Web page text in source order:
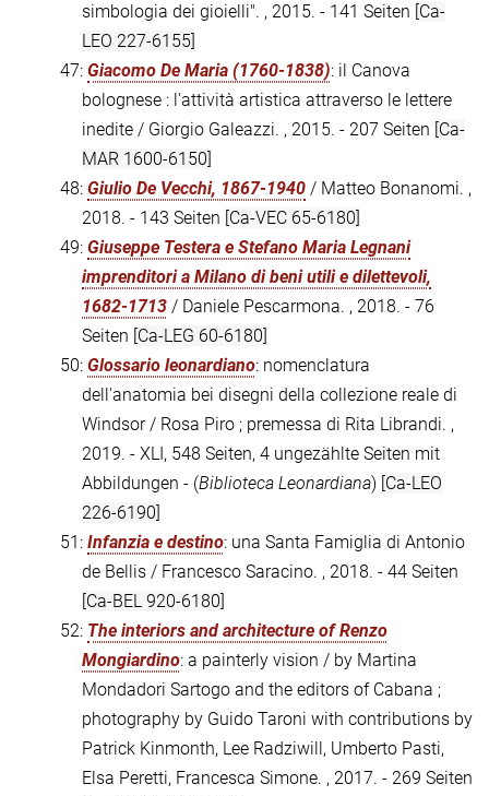
simbologia dei gioielli". , 2015. - 141 Seiten [Ca-
LEO 227-6155]
47: Giacomo De Maria (1760-1838): il Canova
bolognese : l'attività artistica attraverso le lettere
inedite / Giorgio Galeazzi. , 2015. - 207 Seiten [Ca-
MAR 1600-6150]
48: Giulio De Vecchi, 1867-1940 / Matteo Bonanomi. ,
2018. - 143 Seiten [Ca-VEC 65-6180]
49: Giuseppe Testera e Stefano Maria Legnani
imprenditori a Milano di beni utili e dilettevoli,
1682-1713 / Daniele Pescarmona. , 2018. - 76
Seiten [Ca-LEG 60-6180]
50: Glossario leonardiano: nomenclatura
dell'anatomia bei disegni della collezione reale di
Windsor / Rosa Piro ; premessa di Rita Librandi. ,
2019. - XLI, 548 Seiten, 4 ungezählte Seiten mit
Abbildungen - (Biblioteca Leonardiana) [Ca-LEO
226-6190]
51: Infanzia e destino: una Santa Famiglia di Antonio
de Bellis / Francesco Saracino. , 2018. - 44 Seiten
[Ca-BEL 920-6180]
52: The interiors and architecture of Renzo
Mongiardino: a painterly vision / by Martina
Mondadori Sartogo and the editors of Cabana ;
photography by Guido Taroni with contributions by
Patrick Kinmonth, Lee Radziwill, Umberto Pasti,
Elsa Peretti, Francesca Simone. , 2017. - 269 Seiten